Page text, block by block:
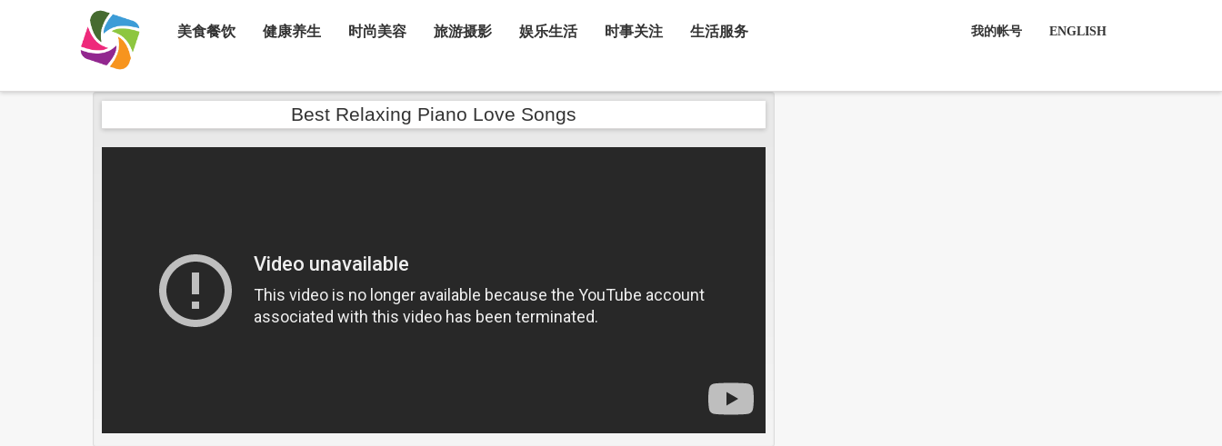
美食餐饮 健康养生 时尚美容 旅游摄影 娱乐生活 时事关注 生活服务 我的帐号 ENGLISH
Best Relaxing Piano Love Songs